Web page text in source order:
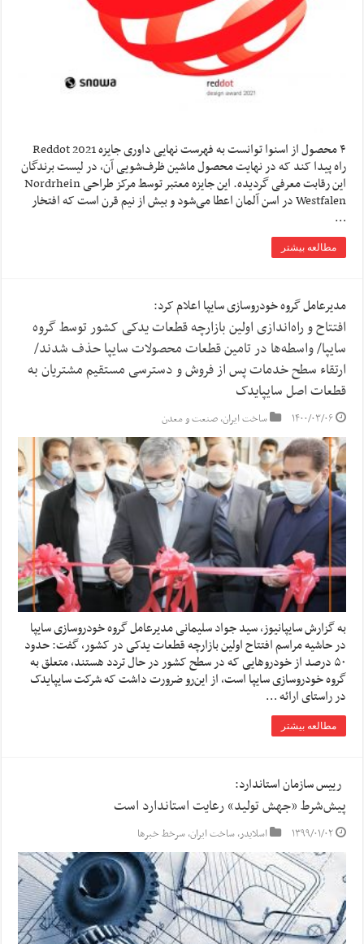
۴ محصول از اسنوا توانست به فهرست نهایی داوری جایزه Reddot 2021
راه پیدا کند که در نهایت محصول ماشین ظرف‌شویی آن، در لیست برندگان
این رقابت معرفی گردیده. این جایزه معتبر توسط مرکز طراحی Nordrhein
Westfalen در اسن آلمان اعطا می‌شود و بیش از نیم قرن است که افتخار
…
مطالعه بیشتر
مدیرعامل گروه خودروسازی سایپا اعلام کرد:
افتتاح و راه‌اندازی اولین بازارچه قطعات یدکی کشور توسط گروه
سایپا/ واسطه‌ها در تامین قطعات محصولات سایپا حذف شدند/
ارتقاء سطح خدمات پس از فروش و دسترسی مستقیم مشتریان به
قطعات اصل سایپایدک
۱۴۰۰/۰۳/۰۶ ساخت ایران,صنعت و معدن
به گزارش سایپانیوز، سید جواد سلیمانی مدیرعامل گروه خودروسازی سایپا
در حاشیه مراسم افتتاح اولین بازارچه قطعات یدکی در کشور، گفت: حدود
۵۰ درصد از خودروهایی که در سطح کشور در حال تردد هستند، متعلق به
گروه خودروسازی سایپا است، از این‌رو ضرورت داشت که شرکت سایپایدک
در راستای ارائه …
مطالعه بیشتر
رییس سازمان استاندارد:
پیش‌شرط‌ «جهش تولید» رعایت استاندارد است
۱۳۹۹/۰۱/۰۲ اسلایدر,ساخت ایران,سرخط خبرها